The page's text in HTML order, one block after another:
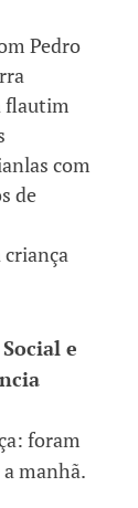
e
foram
manhã.